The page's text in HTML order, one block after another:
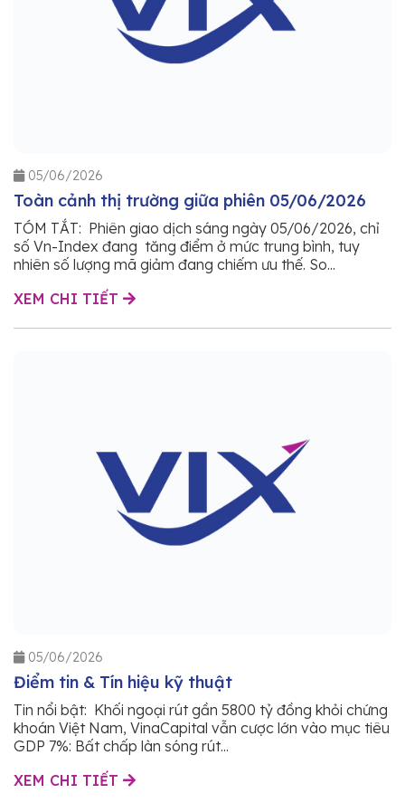
05/06/2026
Toàn cảnh thị trường giữa phiên 05/06/2026
TÓM TẮT: Phiên giao dịch sáng ngày 05/06/2026, chỉ
số Vn-Index đang tăng điểm ở mức trung bình, tuy
nhiên số lượng mã giảm đang chiếm ưu thế. So...
XEM CHI TIẾT
05/06/2026
Điểm tin & Tín hiệu kỹ thuật
Tin nổi bật: Khối ngoại rút gần 5800 tỷ đồng khỏi chứng
khoán Việt Nam, VinaCapital vẫn cược lớn vào mục tiêu
GDP 7%: Bất chấp làn sóng rút...
XEM CHI TIẾT